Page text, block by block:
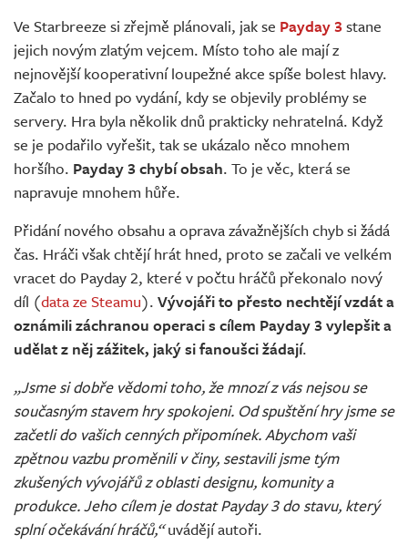
Živě
Ve Starbreeze si zřejmě plánovali, jak se Payday 3stane
jejich novým zlatým vejcem. Místo toho ale mají z
nejnovější kooperativní loupežné akce spíše bolest hlavy.
Začalo to hned po vydání, kdy se objevily problémy se
servery. Hra byla několik dnů prakticky nehratelná. Když
se je podařilo vyřešit, tak se ukázalo něco mnohem
horšího. Payday 3 chybí obsah. To je věc, která se
napravuje mnohem hůře.
Přidání nového obsahu a oprava závažnějších chyb si žádá
čas. Hráči však chtějí hrát hned, proto se začali ve velkém
vracet do Payday 2, které v počtu hráčů překonalo nový
díl (data ze Steamu). Vývojáři to přesto nechtějí vzdát a
oznámili záchranou operaci s cílem Payday 3 vylepšit a
udělat z něj zážitek, jaký si fanoušci žádají.
„Jsme si dobře vědomi toho, že mnozí z vás nejsou se
současným stavem hry spokojeni. Od spuštění hry jsme se
začetli do vašich cenných připomínek. Abychom vaši
zpětnou vazbu proměnili v činy, sestavili jsme tým
zkušených vývojářů z oblasti designu, komunity a
produkce. Jeho cílem je dostat Payday 3 do stavu, který
splní očekávání hráčů,“uvádějí autoři.